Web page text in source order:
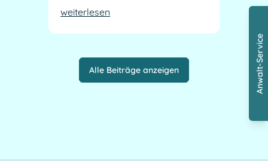
weiterlesen
Alle Beiträge anzeigen Anwalt-Service